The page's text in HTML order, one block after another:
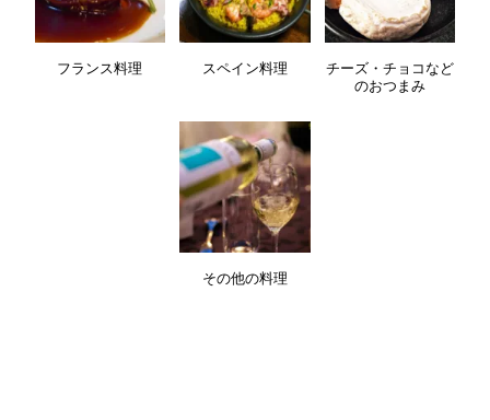
フランス料理 スペイン料理
チーズ・チョコなど
のおつまみ
その他の料理